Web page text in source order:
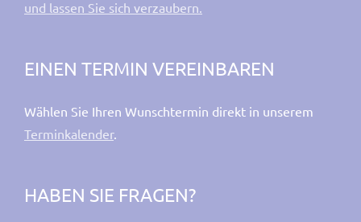
und lassen Sie sich verzaubern.
EINEN TERMIN VEREINBAREN
Wählen Sie Ihren Wunschtermin direkt in unserem
Terminkalender.
HABEN SIE FRAGEN?